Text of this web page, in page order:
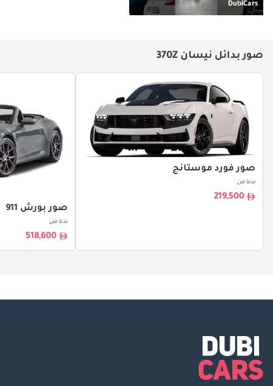
DubiCars
صور بدائل نيسان 370Z
صور فورد موستانج
بدءا من
219,500
صور بورش 911
بدءا من
518,600